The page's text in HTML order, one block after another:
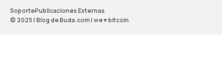
SoportePublicaciones Externas
© 2025 | Blog de Buda.com | we ♥ bitcoin